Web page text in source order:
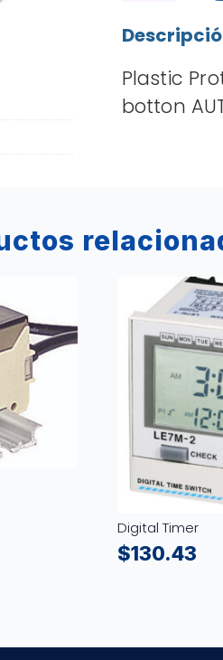
Plastic
botton
Digital Timer
$130.43